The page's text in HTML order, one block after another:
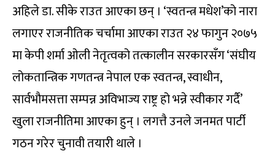
अहिले डा. सीके राउत आएका छन् । ‘स्वतन्त्र मधेश’को नारा
लगाएर राजनीतिक चर्चामा आएका राउत २४ फागुन २०७५
मा केपी शर्मा ओली नेतृत्वको तत्कालीन सरकारसँग ‘संघीय
लोकतान्त्रिक गणतन्त्र नेपाल एक स्वतन्त्र, स्वाधीन,
सार्वभौमसत्ता सम्पन्न अविभाज्य राष्ट्र हो भन्ने स्वीकार गर्दै’
खुला राजनीतिमा आएका हुन् । लगत्तै उनले जनमत पार्टी
गठन गरेर चुनावी तयारी थाले ।